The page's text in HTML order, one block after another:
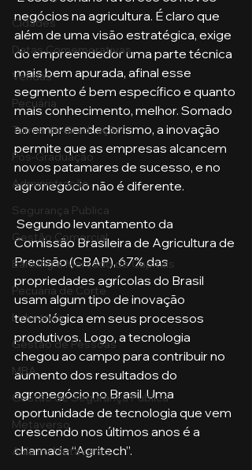
Cidades
Datas Comemorativas
Vendas
Pecuária
Turma de Graduação
Pós-Graduação
Administração
Segurança Publica
Gestão Comercial
Banking e Mercado de Capitais
Pecuária de Corte
Liderança
Gestão de Pessoas
MBA
Gestão de Segurança Publica
Metaverso
Aula no Metaverso
negócios na agricultura. É claro que
além de uma visão estratégica, exige
do empreendedor uma parte técnica
mais bem apurada, afinal esse
segmento é bem específico e quanto
mais conhecimento, melhor. Somado
ao empreendedorismo, a inovação
permite que as empresas alcancem
novos patamares de sucesso, e no
agronegócio não é diferente.
Comissão Brasileira de Agricultura de
Precisão (CBAP), 67% das
propriedades agrícolas do Brasil
usam algum tipo de inovação
tecnológica em seus processos
produtivos. Logo, a tecnologia
chegou ao campo para contribuir no
aumento dos resultados do
agronegócio no Brasil. Uma
oportunidade de tecnologia que vem
crescendo nos últimos anos é a
chamada “Agritech”.